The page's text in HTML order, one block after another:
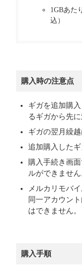
1GBあた
込）
購入時の注意点
ギガを追加購
るギガから先に
ギガの翌月繰越
追加購入した
購入手続き画
ルができません
メルカリモバ
同一アカウン
はできません。
購入手順